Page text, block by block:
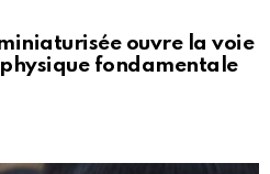
ouvre la voie
fondamentale